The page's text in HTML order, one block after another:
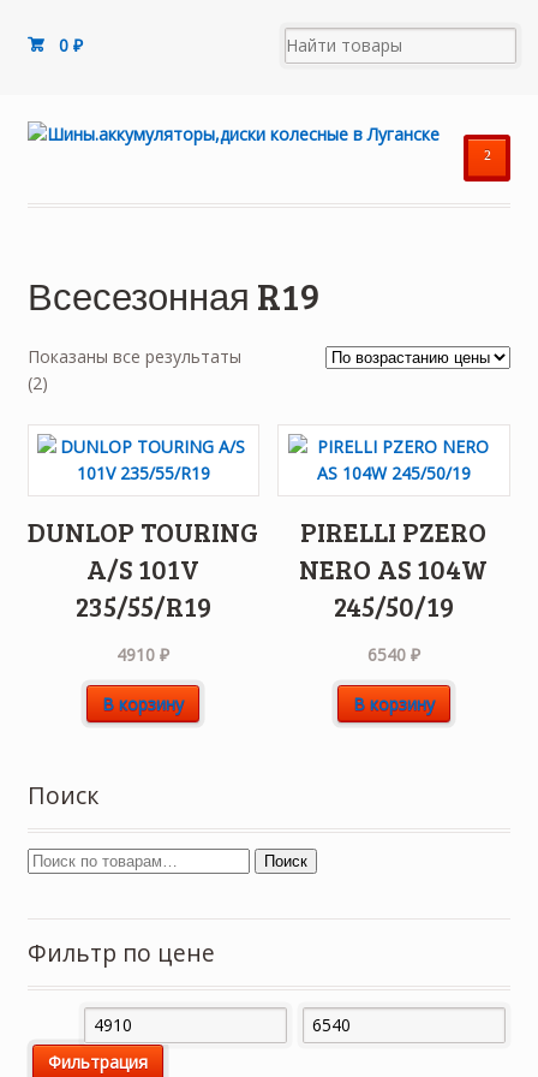
0₽
²
Всесезонная R19
Показаны все результаты
(2)Цены:
возрастанию
DUNLOP TOURING
A/S 101V
235/55/R19
4910₽
В корзину
PIRELLI PZERO
NERO AS 104W
245/50/19
6540 ₽
В корзину
Поиск
Поиск
Фильтр по цене
Минимальная
цена
Максимальная
Фильтрация